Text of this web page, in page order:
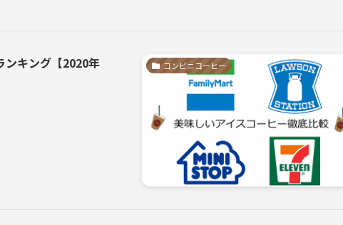
コンビニコーヒー
ンキング【2020年